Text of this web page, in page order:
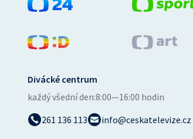
Divácké centrum
každý všední den:8:00—16:00 hodin
261 136 113
info@ceskatelevize.cz